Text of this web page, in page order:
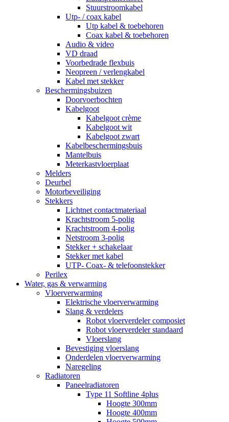
Stuurstroomkabel
Utp- / coax kabel
Utp kabel & toebehoren
Coax kabel & toebehoren
Audio & video
VD draad
Voorbedrade flexbuis
Neopreen / verlengkabel
Kabel met stekker
Beschermingsbuizen
Doorvoerbochten
Kabelgoot
Kabelgoot crème
Kabelgoot wit
Kabelgoot zwart
Kabelbeschermingsbuis
Mantelbuis
Meterkastvloerplaat
Melders
Deurbel
Motorbeveiliging
Stekkers
Lichtnet contactmateriaal
Krachtstroom 5-polig
Krachtstroom 4-polig
Netstroom 3-polig
Stekker + schakelaar
Stekker met kabel
UTP- Coax- & telefoonstekker
Perilex
Water, gas & verwarming
Vloerverwarming
Elektrische vloerverwarming
Slang & verdelers
Robot vloerverdeler composiet
Robot vloerverdeler standaard
Vloerslang
Bevestiging vloerslang
Onderdelen vloerverwarming
Naregeling
Radiatoren
Paneelradiatoren
Type 11 Softline 4plus
Hoogte 300mm
Hoogte 400mm